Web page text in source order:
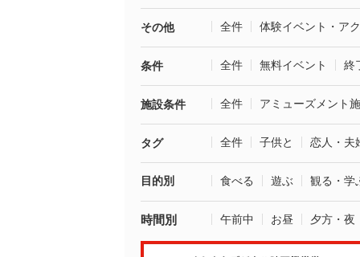
その他 全件 体験イベント・ア
条件 全件 無料イベント 終
施設条件 全件 アミューズメント
タグ 全件 子供と 恋人・夫
目的別 食べる 遊ぶ 観る・学
時間別 午前中 お昼 夕方・夜